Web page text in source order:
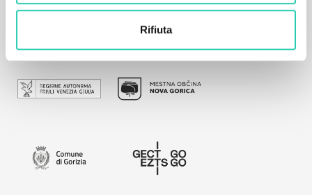
Rifiuta